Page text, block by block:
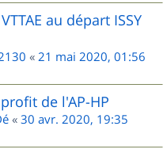
au départ ISSY
« 21 mai 2020, 01:56
de l'AP-HP
« 30 avr. 2020, 19:35